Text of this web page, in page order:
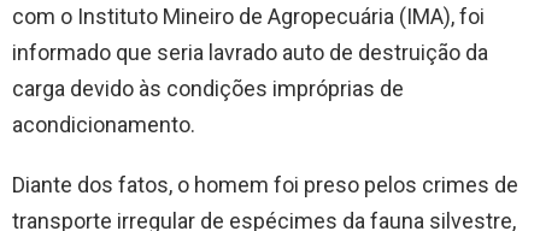
com o Instituto Mineiro de Agropecuária (IMA), foi
informado que seria lavrado auto de destruição da
carga devido às condições impróprias de
acondicionamento.
Diante dos fatos, o homem foi preso pelos crimes de
transporte irregular de espécimes da fauna silvestre,